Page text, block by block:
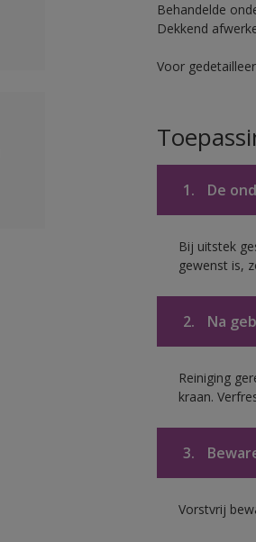
Behandelde
Dekkend
Voor
1. De
Bij uitstek
gewenst is,
2. Na
Reiniging
kraan.
3.
Vorstvrij